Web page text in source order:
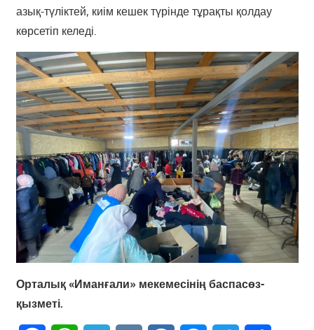
азық-түліктей, киім кешек түрінде тұрақты қолдау
көрсетіп келеді.
Орталық «Иманғали» мекемесінің баспасөз-
қызметі.